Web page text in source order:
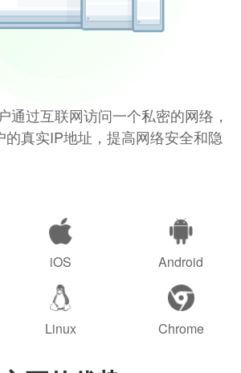
通过互联网访问一个私密的网络，
的真实IP地址，提高网络安全和隐
iOS Android
Linux Chrome